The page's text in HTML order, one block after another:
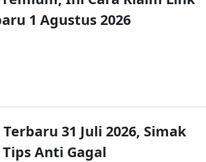
1 Agustus 2026
31 Juli 2026, Simak
Anti Gagal